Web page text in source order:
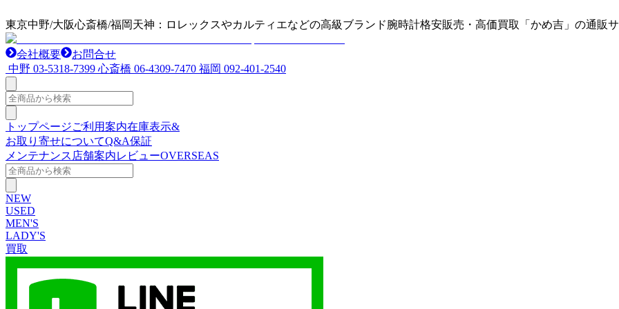
東京中野/大阪心斎橋/福岡天神：ロレックスやカルティエなどの高級ブランド腕時計格安販売・高価買取「かめ吉」の通販
会社概要
お問合せ
中野 03-5318-7399 心斎橋 06-4309-7470 福岡 092-401-2540
トップページご利用案内在庫表示&
お取り寄せについてQ&A保証
メンテナンス 店舗案内レビューOVERSEAS
NEW
USED
MEN'S
LADY'S
買取